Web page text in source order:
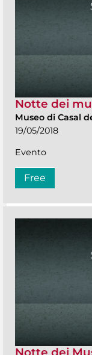
Notte dei
Museo di Casal
19/05/2018
Evento
Free